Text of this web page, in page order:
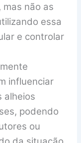
não as
essa
e controlar
influenciar
alheios
podendo
ou